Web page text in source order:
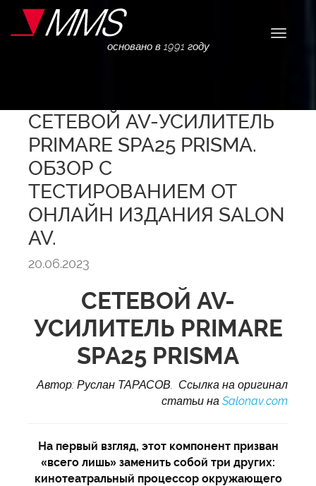
основано в 1991 году
СЕТЕВОЙ AV-УСИЛИТЕЛЬ
PRIMARE SPA25 PRISMA.
ОБЗОР С
ТЕСТИРОВАНИЕМ ОТ
ОНЛАЙН ИЗДАНИЯ SALON
AV.
20.06.2023
СЕТЕВОЙ AV-
УСИЛИТЕЛЬ PRIMARE
SPA25 PRISMA
Автор: Руслан ТАРАСОВ. Ссылка на оригинал
статьи на Salonav.com
На первый взгляд, этот компонент призван
«всего лишь» заменить собой три других:
кинотеатральный процессор окружающего